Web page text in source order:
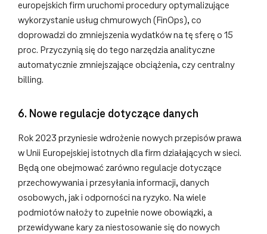
europejskich firm uruchomi procedury optymalizujące
wykorzystanie usług chmurowych (FinOps), co
doprowadzi do zmniejszenia wydatków na tę sferę o 15
proc. Przyczynią się do tego narzędzia analityczne
automatycznie zmniejszające obciążenia, czy centralny
billing.
6. Nowe regulacje dotyczące danych
Rok 2023 przyniesie wdrożenie nowych przepisów prawa
w Unii Europejskiej istotnych dla firm działających w sieci.
Będą one obejmować zarówno regulacje dotyczące
przechowywania i przesyłania informacji, danych
osobowych, jak i odporności na ryzyko. Na wiele
podmiotów nałoży to zupełnie nowe obowiązki, a
przewidywane kary za niestosowanie się do nowych